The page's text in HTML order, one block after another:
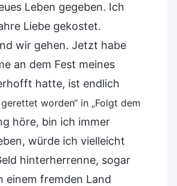
Leben gegeben. Ich
Liebe gekostet.
wir gehen. Jetzt habe
an dem Fest meines
hatte, ist endlich
worden“ in „Folgt dem
höre, bin ich immer
würde ich vielleicht
hinterherrenne, sogar
einem fremden Land